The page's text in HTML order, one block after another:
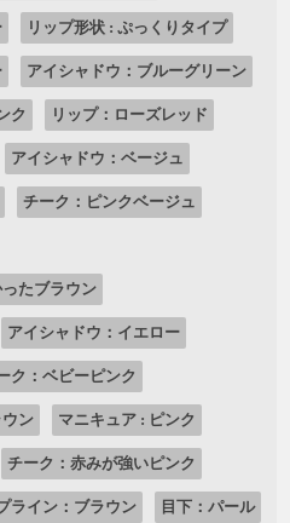
リップ形状 : ぷっくりタイプ
アイシャドウ：ブルーグリーン
ク リップ：ローズレッド
アイシャドウ：ベージュ
チーク：ピンクベージュ
たブラウン
アイシャドウ：イエロー
ク：ベビーピンク
ン マニキュア : ピンク
チーク：赤みが強いピンク
ライン：ブラウン 目下：パール